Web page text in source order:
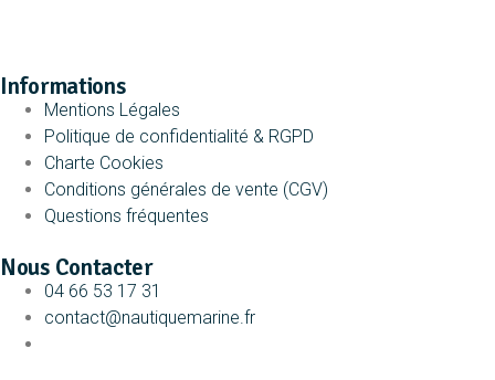
Informations
Mentions Légales
Politique de confidentialité & RGPD
Charte Cookies
Conditions générales de vente (CGV)
Questions fréquentes
Nous Contacter
04 66 53 17 31
contact@nautiquemarine.fr